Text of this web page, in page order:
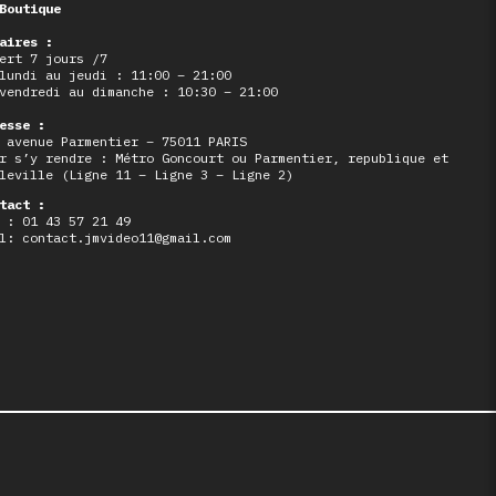
:
7 jours /7
lundi au jeudi : 11:00 – 21:00
au dimanche : 10:30 – 21:00
:
avenue Parmentier – 75011 PARIS
s’y rendre : Métro Goncourt ou Parmentier, republique et
(Ligne 11 – Ligne 3 – Ligne 2)
:
: 01 43 57 21 49
contact.jmvideo11@gmail.com